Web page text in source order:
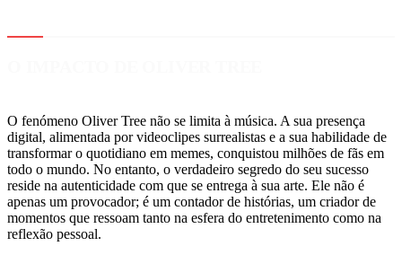
O fenómeno Oliver Tree não se limita à música. A sua presença
digital, alimentada por videoclipes surrealistas e a sua habilidade de
transformar o quotidiano em memes, conquistou milhões de fãs em
todo o mundo. No entanto, o verdadeiro segredo do seu sucesso
reside na autenticidade com que se entrega à sua arte. Ele não é
apenas um provocador; é um contador de histórias, um criador de
momentos que ressoam tanto na esfera do entretenimento como na
reflexão pessoal.